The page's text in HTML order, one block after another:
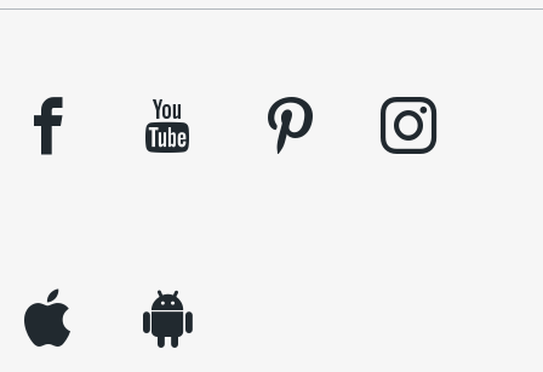
facebook youtube pinterest instagram
appleinc android